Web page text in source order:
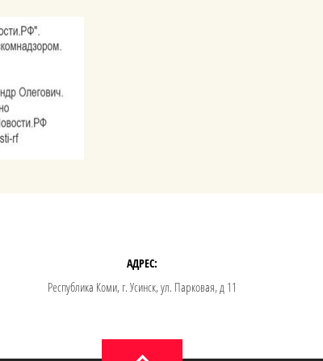
АДРЕС:
Республика Коми, г. Усинск, ул. Парковая, д 11